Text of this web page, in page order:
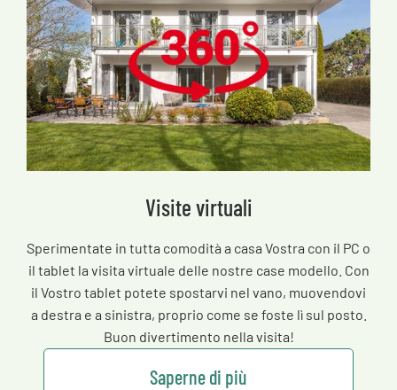
Visite virtuali
Sperimentate in tutta comodità a casa Vostra con il PC o
il tablet la visita virtuale delle nostre case modello. Con
il Vostro tablet potete spostarvi nel vano, muovendovi
a destra e a sinistra, proprio come se foste lì sul posto.
Buon divertimento nella visita!
Saperne di più